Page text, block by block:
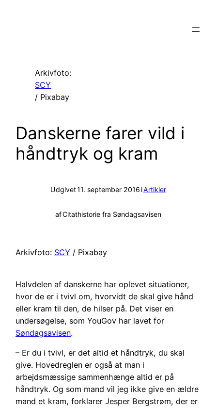
Arkivfoto:
SCY
/ Pixabay
Danskerne farer vild i
håndtryk og kram
Udgivet 11. september 2016 iArtikler
afCitathistorie fra Søndagsavisen
Arkivfoto: SCY / Pixabay
Halvdelen af danskerne har oplevet situationer,
hvor de er i tvivl om, hvorvidt de skal give hånd
eller kram til den, de hilser på. Det viser en
undersøgelse, som YouGov har lavet for
Søndagsavisen.
– Er du i tvivl, er det altid et håndtryk, du skal
give. Hovedreglen er også at man i
arbejdsmæssige sammenhænge altid er på
håndtryk. Og som mand vil jeg ikke give en ældre
mand et kram, forklarer Jesper Bergstrøm, der er